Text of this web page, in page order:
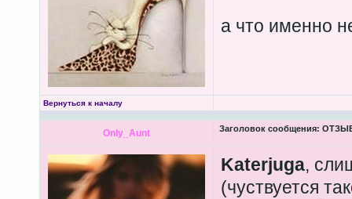
а что именно
Вернуться к началу
Only_Aunt Заголовок сообщения:
Katerjuga,
(чуствуется